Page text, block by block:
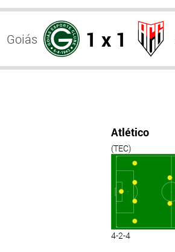
Goiás 1 x 1
Atlético
(TEC)
4-2-4